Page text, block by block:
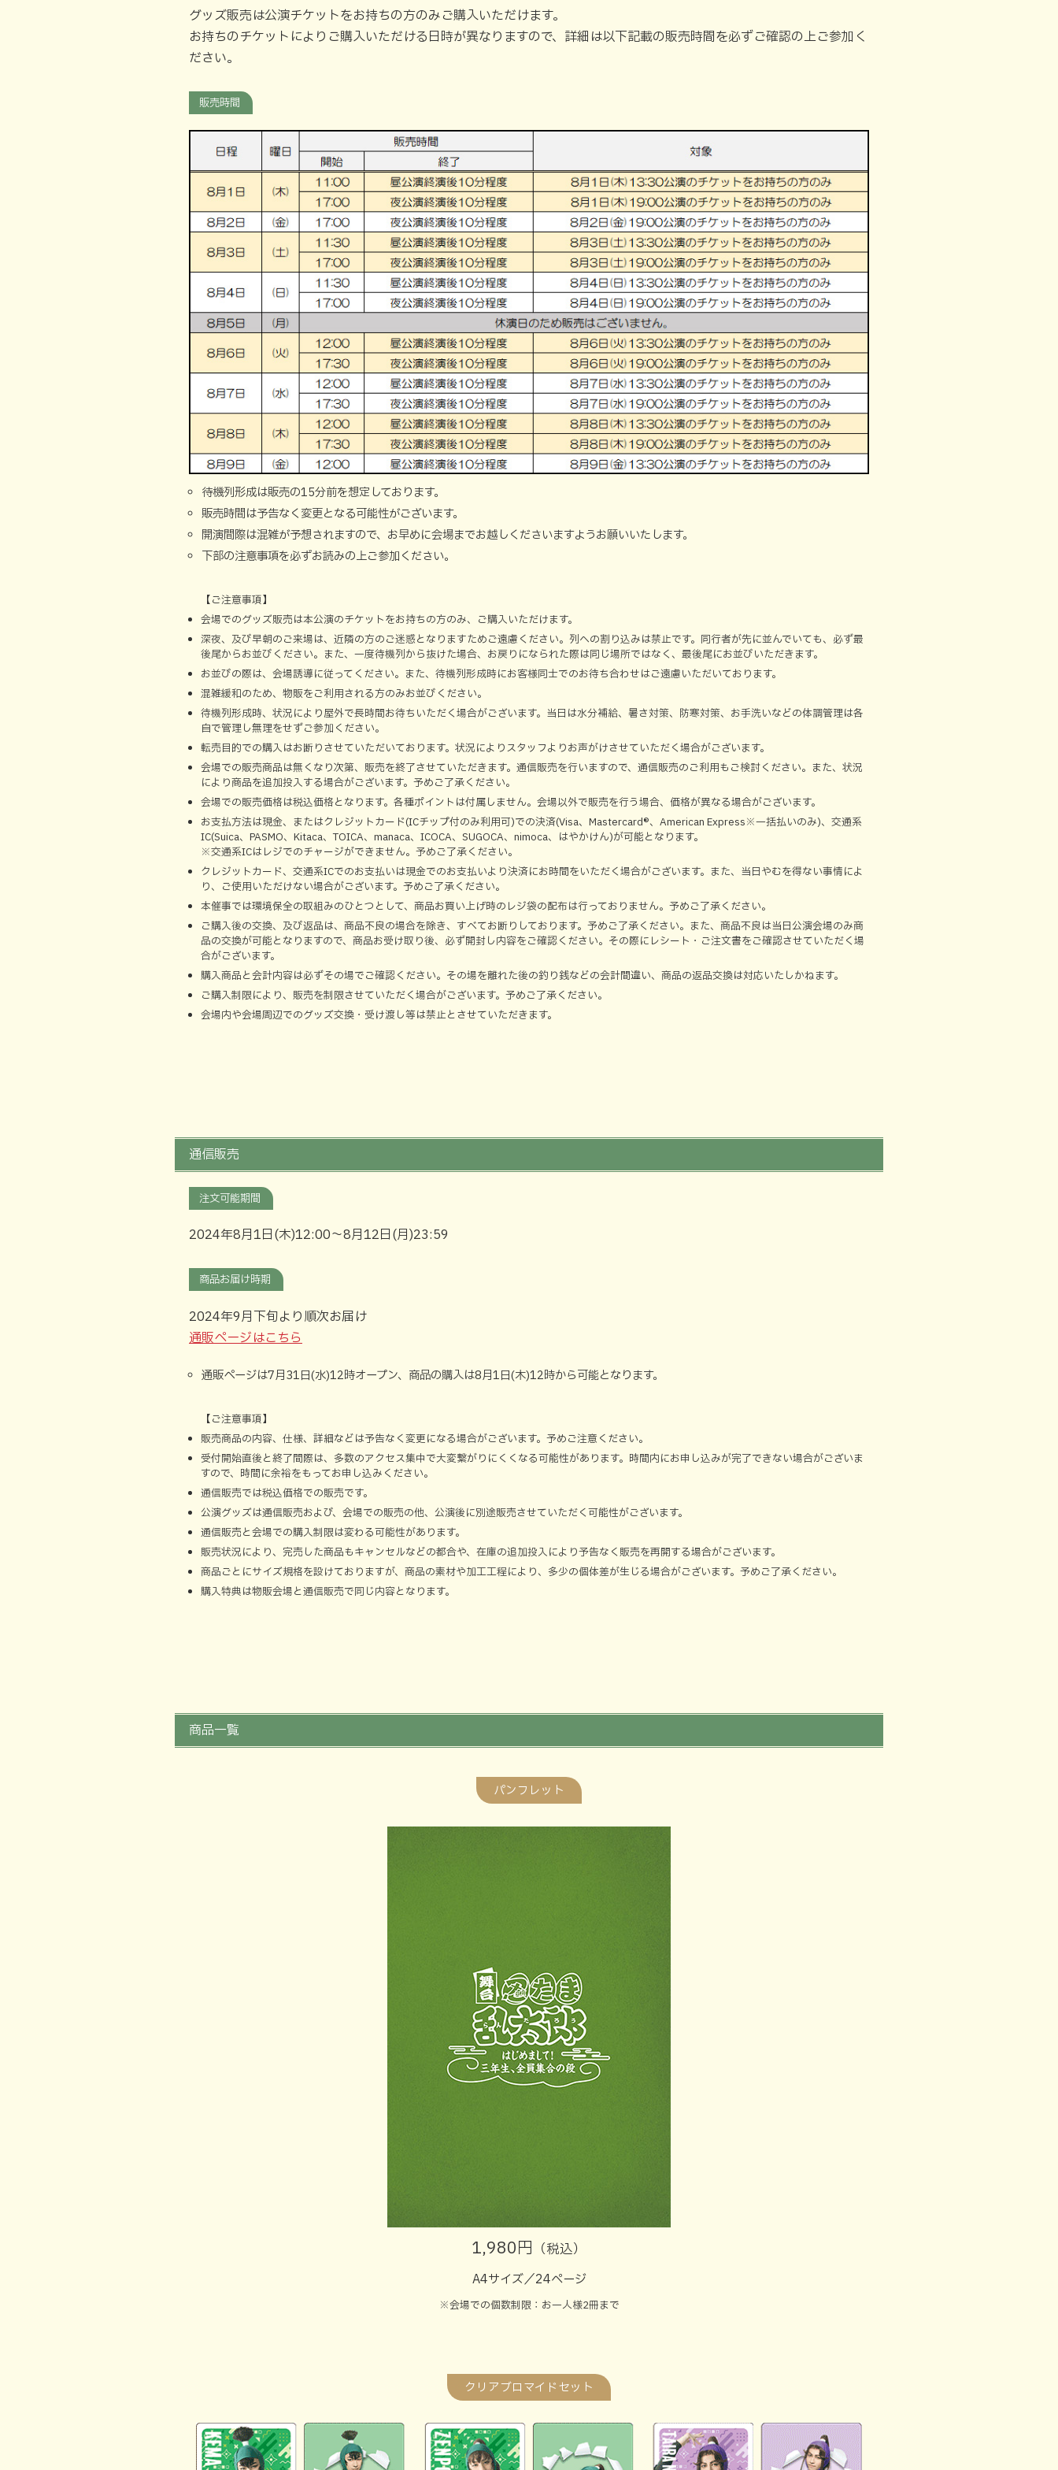
グッズ販売は公演チケットをお持ちの方のみご購入いただけます。
お持ちのチケットによりご購入いただける日時が異なりますので、詳細は以下記載の販売時間を必ずご確認の上ご参加く
ださい。
販売時間
待機列形成は販売の15分前を想定しております。
販売時間は予告なく変更となる可能性がございます。
開演間際は混雑が予想されますので、お早めに会場までお越しくださいますようお願いいたします。
下部の注意事項を必ずお読みの上ご参加ください。
【ご注意事項】
会場でのグッズ販売は本公演のチケットをお持ちの方のみ、ご購入いただけます。
深夜、及び早朝のご来場は、近隣の方のご迷惑となりますためご遠慮ください。列への割り込みは禁止です。同行者が先に並んでいても、必ず最
後尾からお並びください。また、一度待機列から抜けた場合、お戻りになられた際は同じ場所ではなく、最後尾にお並びいただきます。
お並びの際は、会場誘導に従ってください。また、待機列形成時にお客様同士でのお待ち合わせはご遠慮いただいております。
混雑緩和のため、物販をご利用される方のみお並びください。
待機列形成時、状況により屋外で長時間お待ちいただく場合がございます。当日は水分補給、暑さ対策、防寒対策、お手洗いなどの体調管理は各
自で管理し無理をせずご参加ください。
転売目的での購入はお断りさせていただいております。状況によりスタッフよりお声がけさせていただく場合がございます。
会場での販売商品は無くなり次第、販売を終了させていただきます。通信販売を行いますので、通信販売のご利用もご検討ください。また、状況
により商品を追加投入する場合がございます。予めご了承ください。
会場での販売価格は税込価格となります。各種ポイントは付属しません。会場以外で販売を行う場合、価格が異なる場合がございます。
お支払方法は現金、またはクレジットカード(ICチップ付のみ利用可)での決済(Visa、Mastercard®、American Express※一括払いのみ)、交通系
IC(Suica、PASMO、Kitaca、TOICA、manaca、ICOCA、SUGOCA、nimoca、はやかけん)が可能となります。
※交通系ICはレジでのチャージができません。予めご了承ください。
クレジットカード、交通系ICでのお支払いは現金でのお支払いより決済にお時間をいただく場合がございます。また、当日やむを得ない事情によ
り、ご使用いただけない場合がございます。予めご了承ください。
本催事では環境保全の取組みのひとつとして、商品お買い上げ時のレジ袋の配布は行っておりません。予めご了承ください。
ご購入後の交換、及び返品は、商品不良の場合を除き、すべてお断りしております。予めご了承ください。また、商品不良は当日公演会場のみ商
品の交換が可能となりますので、商品お受け取り後、必ず開封し内容をご確認ください。その際にレシート・ご注文書をご確認させていただく場
合がございます。
購入商品と会計内容は必ずその場でご確認ください。その場を離れた後の釣り銭などの会計間違い、商品の返品交換は対応いたしかねます。
ご購入制限により、販売を制限させていただく場合がございます。予めご了承ください。
会場内や会場周辺でのグッズ交換・受け渡し等は禁止とさせていただきます。
通信販売
注文可能期間
2024年8月1日(木)12:00～8月12日(月)23:59
商品お届け時期
2024年9月下旬より順次お届け
通販ページはこちら
通販ページは7月31日(水)12時オープン、商品の購入は8月1日(木)12時から可能となります。
【ご注意事項】
販売商品の内容、仕様、詳細などは予告なく変更になる場合がございます。予めご注意ください。
受付開始直後と終了間際は、多数のアクセス集中で大変繋がりにくくなる可能性があります。時間内にお申し込みが完了できない場合がございま
すので、時間に余裕をもってお申し込みください。
通信販売では税込価格での販売です。
公演グッズは通信販売および、会場での販売の他、公演後に別途販売させていただく可能性がございます。
通信販売と会場での購入制限は変わる可能性があります。
販売状況により、完売した商品もキャンセルなどの都合や、在庫の追加投入により予告なく販売を再開する場合がございます。
商品ごとにサイズ規格を設けておりますが、商品の素材や加工工程により、多少の個体差が生じる場合がございます。予めご了承ください。
購入特典は物販会場と通信販売で同じ内容となります。
商品一覧
パンフレット
1,980円 （税込）
A4サイズ／24ページ
※会場での個数制限：お一人様2冊まで
クリアブロマイドセット